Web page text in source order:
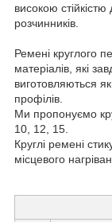
високою
розчинників.
Ремені круглого
матеріалів, які
виготовляються
профілів.
Ми пропонуємо
10, 12, 15.
Круглі ремені
місцевого